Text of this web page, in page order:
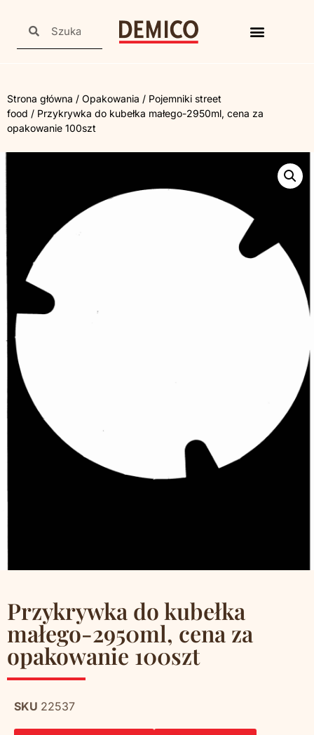
Strona główna / Opakowania / Pojemniki street
food / Przykrywka do kubełka małego-2950ml, cena za
opakowanie 100szt
Przykrywka do kubełka
małego-2950ml, cena za
opakowanie 100szt
SKU 22537